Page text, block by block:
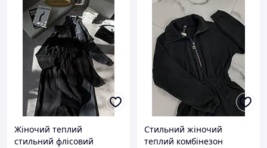
Жіночий теплий
стильний флісовий
Стильний жіночий
теплий комбінезон